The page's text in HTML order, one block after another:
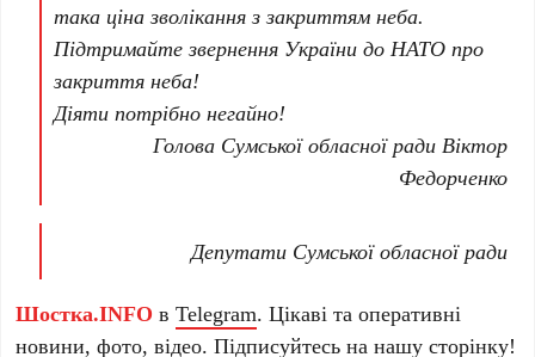
така ціна зволікання з закриттям неба.
Підтримайте звернення України до НАТО про
закриття неба!
Діяти потрібно негайно!
Голова Сумської обласної ради Віктор
Федорченко
Депутати Сумської обласної ради
Шостка.INFO вTelegram. Цікаві та оперативні
новини, фото, відео. Підписуйтесь на нашусторінку!